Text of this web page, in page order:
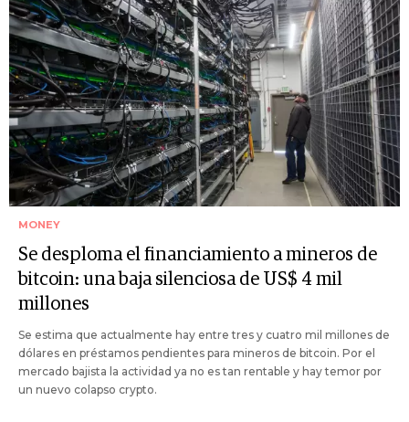
MONEY
Se desploma el financiamiento a mineros de
bitcoin: una baja silenciosa de US$ 4 mil
millones
Se estima que actualmente hay entre tres y cuatro mil millones de
dólares en préstamos pendientes para mineros de bitcoin. Por el
mercado bajista la actividad ya no es tan rentable y hay temor por
un nuevo colapso crypto.